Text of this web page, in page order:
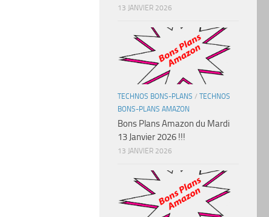
13 JANVIER 2026
TECHNOS BONS-PLANS / TECHNOS
BONS-PLANS AMAZON
Bons Plans Amazon du Mardi
13 Janvier 2026 !!!
13 JANVIER 2026